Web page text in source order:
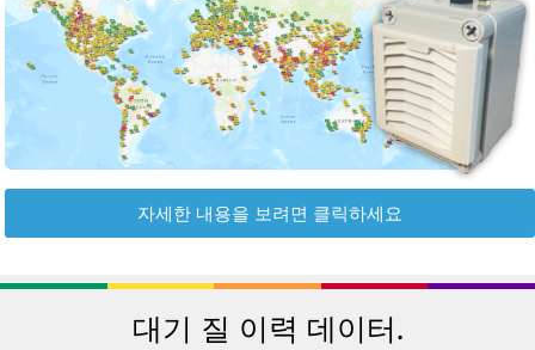
자세한 내용을 보려면 클릭하세요
대기 질 이력 데이터.